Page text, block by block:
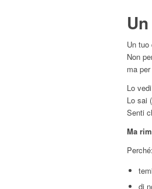
Un
Non
ma
Lo
Lo sai (
Senti
Ma
Perché:
di